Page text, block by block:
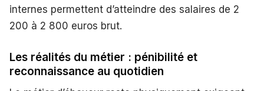
internes permettent d’atteindre des salaires de 2
200 à 2 800 euros brut.
Les réalités du métier : pénibilité et
reconnaissance au quotidien